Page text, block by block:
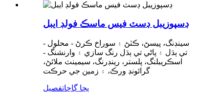
ڊسپوزيبل ڊسٽ فيس ماسڪ فولڊ ايبل
- سينڊنگ، پيسڻ، ڪٽڻ ۽ سوراخ ڪرڻ - محلول
تي ٻڌل ۽ پاڻي تي ٻڌل رنگ سازي ۽ وارنشنگ -
اسڪريبلنگ، پلستر، رينڊرنگ، سيمينٽ ملائڻ،
گرائونڊ ورڪ، ۽ زمين جي حرڪت
پڇا ڳاڇاتفصيل